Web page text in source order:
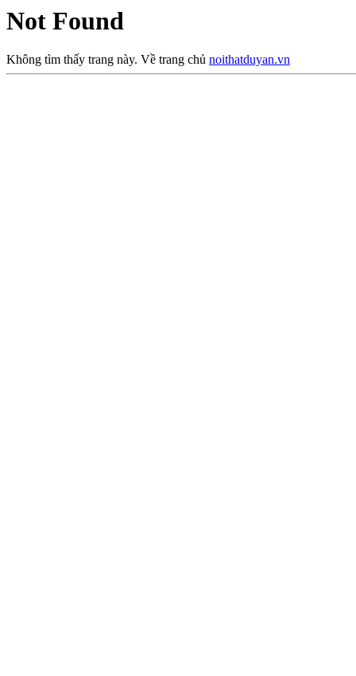
Not Found
Không tìm thấy trang này. Về trang chủ noithatduyan.vn